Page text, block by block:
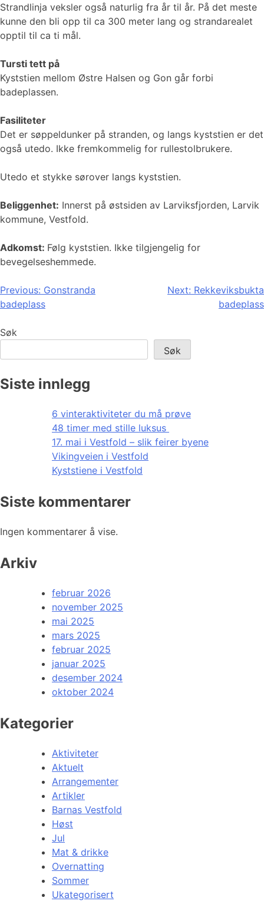
Strandlinja veksler også naturlig fra år til år. På det meste
kunne den bli opp til ca 300 meter lang og strandarealet
opptil til ca ti mål.
Tursti tett på
Kyststien mellom Østre Halsen og Gon går forbi
badeplassen.
Fasiliteter
​​​​Det er søppeldunker på stranden, og langs kyststien er det
også utedo. Ikke fremkommelig for rullestolbrukere.
Utedo et stykke sørover langs kyststien.
Beliggenhet: Innerst på østsiden av Larviksfjorden, Larvik
kommune, Vestfold.
Adkomst: Følg kyststien. Ikke tilgjengelig for
bevegelseshemmede.
Innleggsnavigasjon
Previous: Gonstranda
badeplass
Next: Rekkeviksbukta
badeplass
Søk
Søk
Siste innlegg
6 vinteraktiviteter du må prøve
48 timer med stille luksus
17. mai i Vestfold – slik feirer byene
Vikingveien i Vestfold
Kyststiene i Vestfold
Siste kommentarer
Ingen kommentarer å vise.
Arkiv
februar 2026
november 2025
mai 2025
mars 2025
februar 2025
januar 2025
desember 2024
oktober 2024
Kategorier
Aktiviteter
Aktuelt
Arrangementer
Artikler
Barnas Vestfold
Høst
Jul
Mat & drikke
Overnatting
Sommer
Ukategorisert